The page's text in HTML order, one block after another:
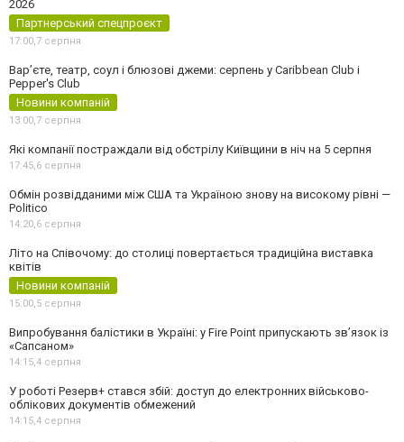
2026
Партнерський спецпроєкт
17:00,7 серпня
Вар’єте, театр, соул і блюзові джеми: серпень у Caribbean Club і
Pepper's Club
Новини компаній
13:00,7 серпня
Які компанії постраждали від обстрілу Київщини в ніч на 5 серпня
17:45,6 серпня
Обмін розвідданими між США та Україною знову на високому рівні —
Politico
14:20,6 серпня
Літо на Співочому: до столиці повертається традиційна виставка
квітів
Новини компаній
15:00,5 серпня
Випробування балістики в Україні: у Fire Point припускають зв’язок із
«Сапсаном»
14:15,4 серпня
У роботі Резерв+ стався збій: доступ до електронних військово-
облікових документів обмежений
14:15,4 серпня